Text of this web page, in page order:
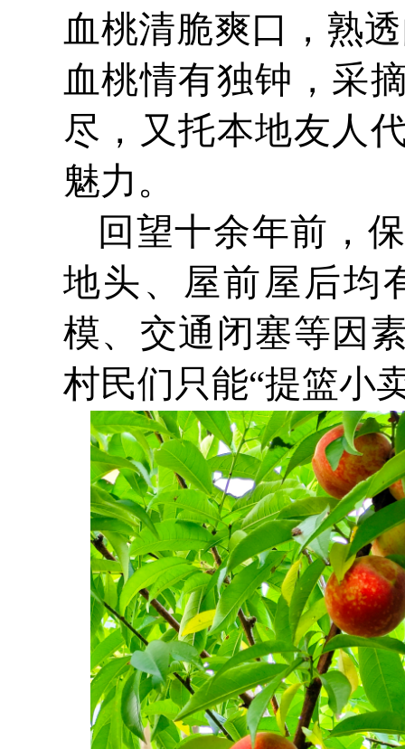
血桃清脆爽口，熟
血桃情有独钟，采
尽，又托本地友人
魅力。
回望十余年前，
地头、屋前屋后均
模、交通闭塞等因
村民们只能“提篮小